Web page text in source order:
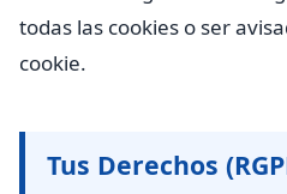
todas las cookies o ser
cookie.
Tus Derechos